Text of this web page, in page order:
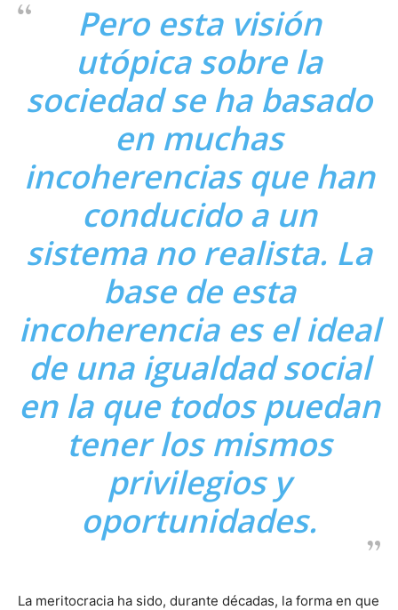
Pero esta visión
utópica sobre la
sociedad se ha basado
en muchas
incoherencias que han
conducido a un
sistema no realista. La
base de esta
incoherencia es el ideal
de una igualdad social
en la que todos puedan
tener los mismos
privilegios y
oportunidades.
La meritocracia ha sido, durante décadas, la forma en que